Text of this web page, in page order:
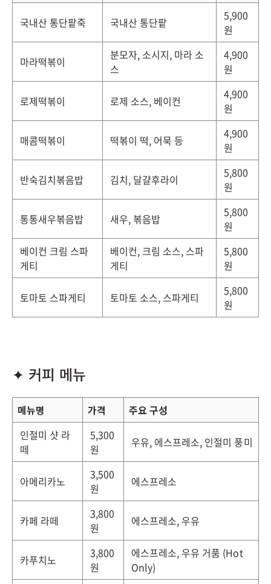
국내산 통단팥죽 국내산 통단팥
5,900
원
마라떡볶이
분모자, 소시지, 마라 소
스
4,900
원
로제떡볶이 로제 소스, 베이컨
4,900
원
매콤떡볶이 떡볶이 떡, 어묵 등
4,900
원
반숙김치볶음밥 김치, 달걀후라이
5,800
원
통통새우볶음밥 새우, 볶음밥
5,800
원
베이컨 크림 스파
게티
베이컨, 크림 소스, 스파
게티
5,800
원
토마토 스파게티 토마토 소스, 스파게티
5,800
원
✦ 커피 메뉴
메뉴명 가격
주요 구성
인절미 샷 라
떼
5,300
원
우유, 에스프레소, 인절미 풍미
아메리카노
3,500
원
에스프레소
카페 라떼
3,800
원
에스프레소, 우유
카푸치노
3,800
원
에스프레소, 우유 거품 (Hot
Only)